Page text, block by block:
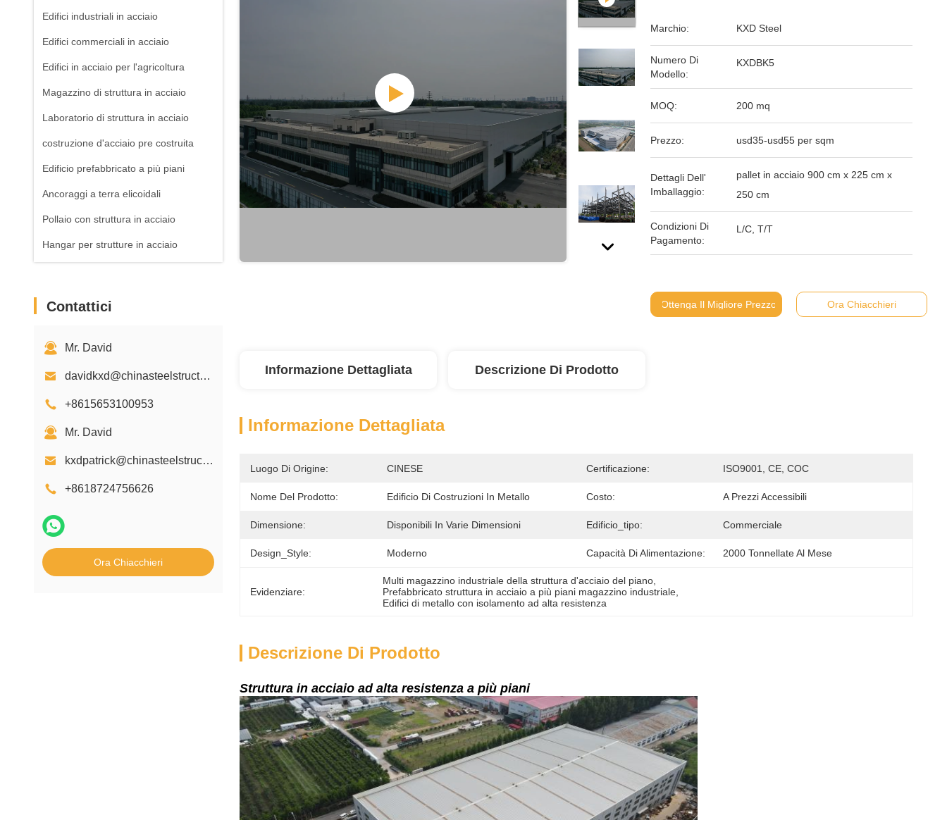
Edifici industriali in acciaio
Edifici commerciali in acciaio
Edifici in acciaio per l'agricoltura
Magazzino di struttura in acciaio
Laboratorio di struttura in acciaio
costruzione d'acciaio pre costruita
Edificio prefabbricato a più piani
Ancoraggi a terra elicoidali
Pollaio con struttura in acciaio
Hangar per strutture in acciaio
Contattici
Mr. David
davidkxd@chinasteelstructure.cn
+8615653100953
Mr. David
kxdpatrick@chinasteelstructure.cn
+8618724756626
Ora Chiacchieri
Marchio: KXD Steel
Numero Di
Modello:
KXDBK5
MOQ: 200 mq
Prezzo: usd35-usd55 per sqm
Dettagli Dell'
Imballaggio:
pallet in acciaio 900 cm x 225 cm x
250 cm
Condizioni Di
Pagamento:
L/C, T/T
Ottenga Il Migliore Prezzo Ora Chiacchieri
Informazione Dettagliata Descrizione Di Prodotto
Informazione Dettagliata
Luogo Di Origine: CINESE Certificazione: ISO9001, CE, COC
Nome Del Prodotto: Edificio Di Costruzioni In Metallo Costo: A Prezzi Accessibili
Dimensione: Disponibili In Varie Dimensioni Edificio_tipo: Commerciale
Design_Style: Moderno Capacità Di Alimentazione: 2000 Tonnellate Al Mese
Evidenziare:
Multi magazzino industriale della struttura d'acciaio del piano
Prefabbricato struttura in acciaio a più piani magazzino industriale
Edifici di metallo con isolamento ad alta resistenza
Descrizione Di Prodotto
Struttura in acciaio ad alta resistenza a più piani